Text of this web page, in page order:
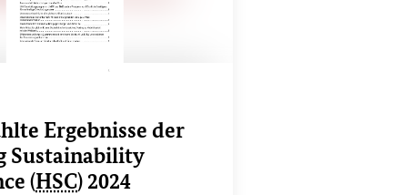
Ergebnisse der
Sustainability
(HSC)2024